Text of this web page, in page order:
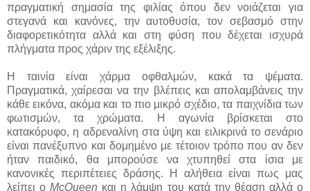
πραγματική σημασία της φιλίας όπου δεν νοιάζεται για
στεγανά και κανόνες, την αυτοθυσία, τον σεβασμό στην
διαφορετικότητα αλλά και στη φύση που δέχεται ισχυρά
πλήγματα προς χάριν της εξέλιξης.
Η ταινία είναι χάρμα οφθαλμών, κακά τα ψέματα.
Πραγματικά, χαίρεσαι να την βλέπεις και απολαμβάνεις την
κάθε εικόνα, ακόμα και το πιο μικρό σχέδιο, τα παιχνίδια των
φωτισμών, τα χρώματα. Η αγωνία βρίσκεται στο
κατακόρυφο, η αδρεναλίνη στα ύψη και ειλικρινά το σενάριο
είναι πανέξυπνο και δομημένο με τέτοιον τρόπο που αν δεν
ήταν παιδικό, θα μπορούσε να χτυπηθεί στα ίσια με
κανονικές περιπέτειες δράσης. Η αλήθεια είναι πως μας
λείπει οMcQueen και η λάμψη του κατά την θέαση αλλά ο